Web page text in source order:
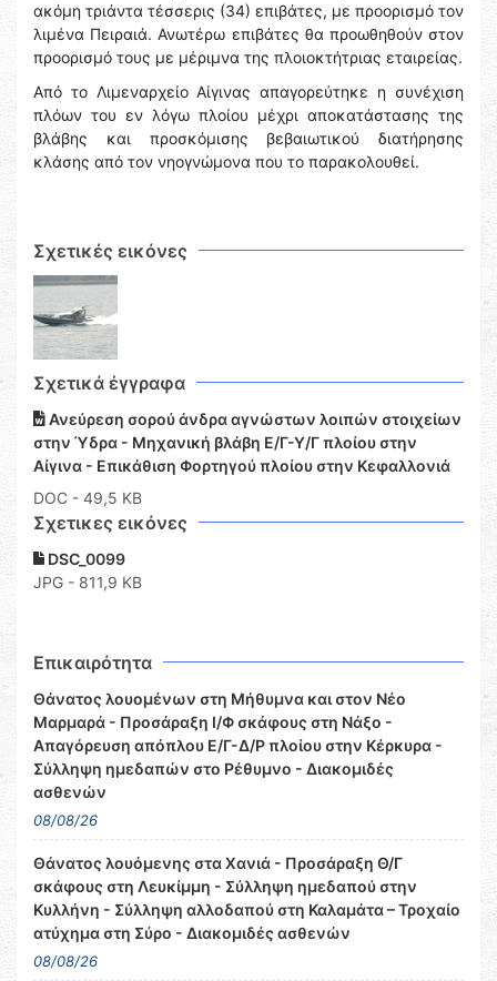
ακόμη τριάντα τέσσερις (34) επιβάτες, με προορισμό τον
λιμένα Πειραιά. Ανωτέρω επιβάτες θα προωθηθούν στον
προορισμό τους με μέριμνα της πλοιοκτήτριας εταιρείας.
Από το Λιμεναρχείο Αίγινας απαγορεύτηκε η συνέχιση
πλόων του εν λόγω πλοίου μέχρι αποκατάστασης της
βλάβης και προσκόμισης βεβαιωτικού διατήρησης
κλάσης από τον νηογνώμονα που το παρακολουθεί.
Σχετικές εικόνες
Σχετικά έγγραφα
Ανεύρεση σορού άνδρα αγνώστων λοιπών στοιχείων
στην Ύδρα - Μηχανική βλάβη Ε/Γ-Υ/Γ πλοίου στην
Αίγινα - Επικάθιση Φορτηγού πλοίου στην Κεφαλλονιά
DOC - 49,5 KB
Σχετικες εικόνες
DSC_0099
JPG - 811,9 KB
Επικαιρότητα
Θάνατος λουομένων στη Μήθυμνα και στον Νέο
Μαρμαρά - Προσάραξη Ι/Φ σκάφους στη Νάξο -
Απαγόρευση απόπλου Ε/Γ-Δ/Ρ πλοίου στην Κέρκυρα -
Σύλληψη ημεδαπών στο Ρέθυμνο - Διακομιδές
ασθενών
08/08/26
Θάνατος λουόμενης στα Χανιά - Προσάραξη Θ/Γ
σκάφους στη Λευκίμμη - Σύλληψη ημεδαπού στην
Κυλλήνη - Σύλληψη αλλοδαπού στη Καλαμάτα – Τροχαίο
ατύχημα στη Σύρο - Διακομιδές ασθενών
08/08/26